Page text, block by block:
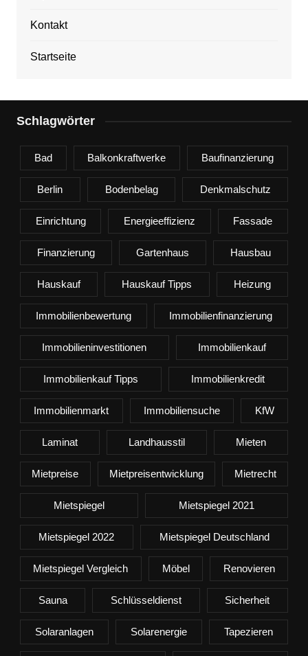
Kontakt
Startseite
Schlagwörter
Bad Balkonkraftwerke Baufinanzierung
Berlin Bodenbelag Denkmalschutz
Einrichtung Energieeffizienz Fassade
Finanzierung Gartenhaus Hausbau
Hauskauf Hauskauf Tipps Heizung
Immobilienbewertung Immobilienfinanzierung
Immobilieninvestitionen Immobilienkauf
Immobilienkauf Tipps Immobilienkredit
Immobilienmarkt Immobiliensuche KfW
Laminat Landhausstil Mieten
Mietpreise Mietpreisentwicklung Mietrecht
Mietspiegel Mietspiegel 2021
Mietspiegel 2022 Mietspiegel Deutschland
Mietspiegel Vergleich Möbel Renovieren
Sauna Schlüsseldienst Sicherheit
Solaranlagen Solarenergie Tapezieren